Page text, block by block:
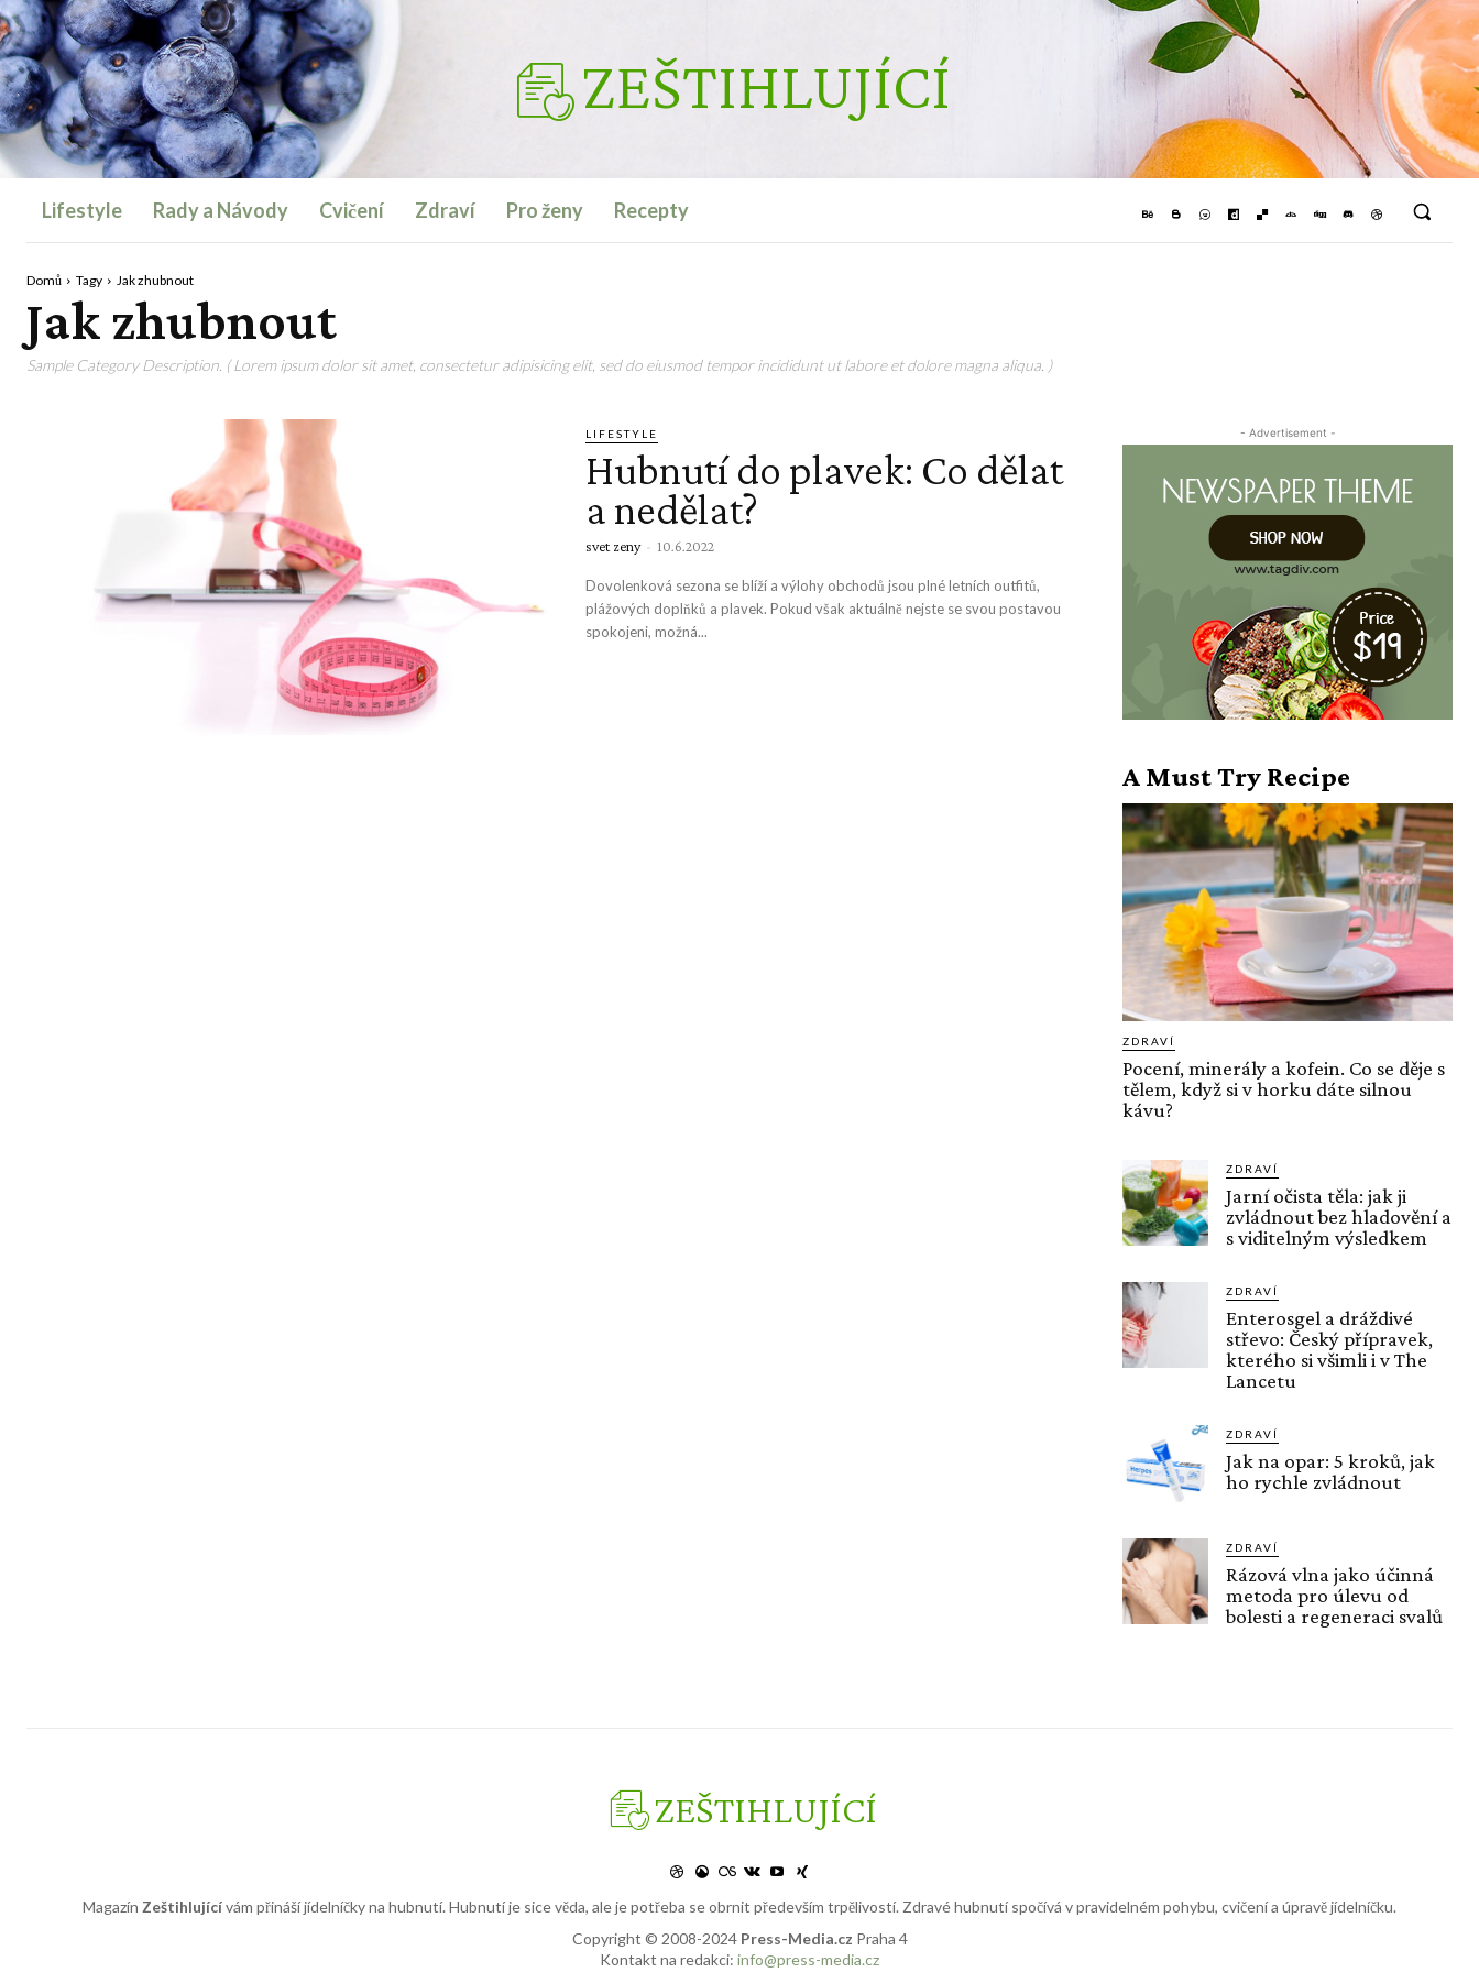
ZEŠTIHLUJÍCÍ
Lifestyle Rady a Návody Cvičení Zdraví Pro ženy Recepty
Domů Tagy Jak zhubnout
Jak zhubnout
Sample Category Description. ( Lorem ipsum dolor sit amet, consectetur adipisicing elit, sed do eiusmod tempor incididunt ut labore et dolore magna aliqua. )
LIFESTYLE
Hubnutí do plavek: Co dělat
a nedělat?
svet zeny - 10.6.2022
Dovolenková sezona se blíží a výlohy obchodů jsou plné letních outfitů,
plážových doplňků a plavek. Pokud však aktuálně nejste se svou postavou
spokojeni, možná...
- Advertisement -
A Must Try Recipe
ZDRAVÍ
Pocení, minerály a kofein. Co se děje s
tělem, když si v horku dáte silnou
kávu?
ZDRAVÍ
Jarní očista těla: jak ji
zvládnout bez hladovění a
s viditelným výsledkem
ZDRAVÍ
Enterosgel a dráždivé
střevo: Český přípravek,
kterého si všimli i v The
Lancetu
ZDRAVÍ
Jak na opar: 5 kroků, jak
ho rychle zvládnout
ZDRAVÍ
Rázová vlna jako účinná
metoda pro úlevu od
bolesti a regeneraci svalů
ZEŠTIHLUJÍCÍ
Magazín Zeštihlujícívám přináší jídelníčky na hubnutí. Hubnutí je sice věda, ale je potřeba se obrnit především trpělivostí. Zdravé hubnutí spočívá v pravidelném pohybu, cvičení a úpravě jídelníčku.
Copyright © 2008-2024 Press-Media.cz Praha 4
Kontakt na redakci: info@press-media.cz